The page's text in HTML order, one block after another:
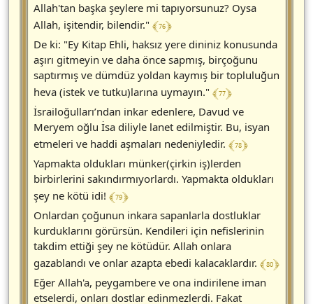
Allah'tan başka şeylere mi tapıyorsunuz? Oysa
Allah, işitendir, bilendir." ﴾ 76 ﴿
De ki: "Ey Kitap Ehli, haksız yere dininiz konusunda
aşırı gitmeyin ve daha önce sapmış, birçoğunu
saptırmış ve dümdüz yoldan kaymış bir topluluğun
heva (istek ve tutku)larına uymayın." ﴾ 77 ﴿
İsrailoğulları’ndan inkar edenlere, Davud ve
Meryem oğlu İsa diliyle lanet edilmiştir. Bu, isyan
etmeleri ve haddi aşmaları nedeniyledir. ﴾ 78 ﴿
Yapmakta oldukları münker(çirkin iş)lerden
birbirlerini sakındırmıyorlardı. Yapmakta oldukları
şey ne kötü idi! ﴾ 79 ﴿
Onlardan çoğunun inkara sapanlarla dostluklar
kurduklarını görürsün. Kendileri için nefislerinin
takdim ettiği şey ne kötüdür. Allah onlara
gazablandı ve onlar azapta ebedi kalacaklardır. ﴾ 80 ﴿
Eğer Allah'a, peygambere ve ona indirilene iman
etselerdi, onları dostlar edinmezlerdi. Fakat